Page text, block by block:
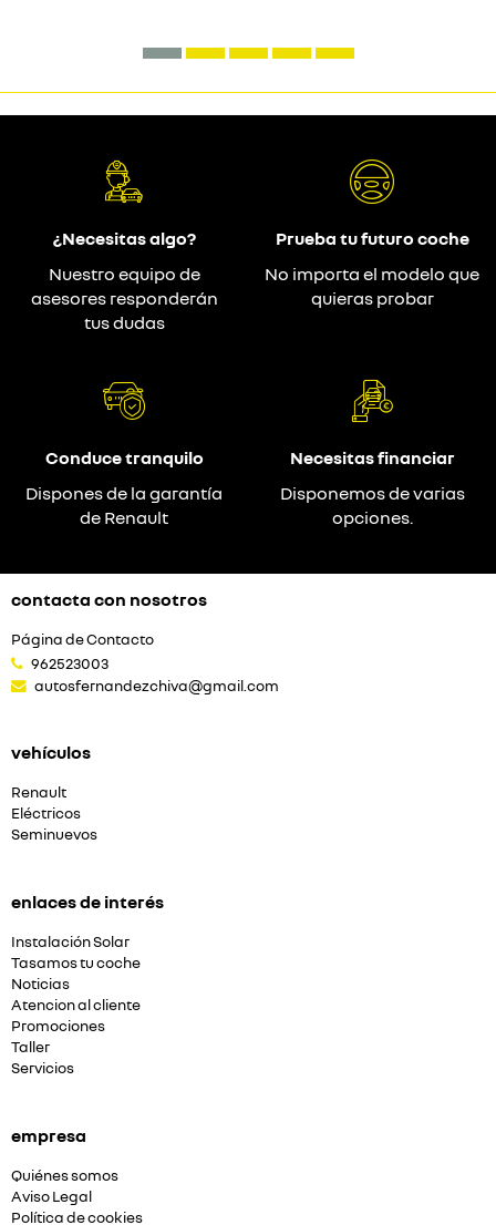
¿Necesitas algo?
Nuestro equipo de
asesores responderán
tus dudas
Prueba tu futuro coche
No importa el modelo que
quieras probar
Conduce tranquilo
Dispones de la garantía
de Renault
Necesitas financiar
Disponemos de varias
opciones.
contacta con nosotros
Página de Contacto
962523003
autosfernandezchiva@gmail.com
vehículos
Renault
Eléctricos
Seminuevos
enlaces de interés
Instalación Solar
Tasamos tu coche
Noticias
Atencion al cliente
Promociones
Taller
Servicios
empresa
Quiénes somos
Aviso Legal
Política de cookies